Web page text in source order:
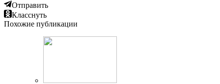
Отправить
Класснуть
Похожие публикации